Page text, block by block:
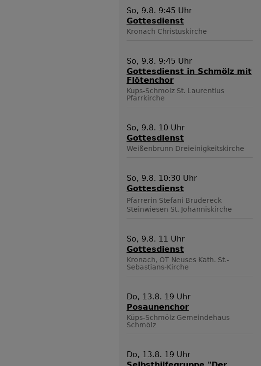
So, 9.8. 9:45 Uhr
Gottesdienst
Kronach Christuskirche
So, 9.8. 9:45 Uhr
Gottesdienst in Schmölz mit
Flötenchor
Küps-Schmölz St. Laurentius
Pfarrkirche
So, 9.8. 10 Uhr
Gottesdienst
Weißenbrunn Dreieinigkeitskirche
So, 9.8. 10:30 Uhr
Gottesdienst
Pfarrerin Stefani Brudereck
Steinwiesen St. Johanniskirche
So, 9.8. 11 Uhr
Gottesdienst
Kronach, OT Neuses Kath. St.-
Sebastians-Kirche
Do, 13.8. 19 Uhr
Posaunenchor
Küps-Schmölz Gemeindehaus
Schmölz
Do, 13.8. 19 Uhr